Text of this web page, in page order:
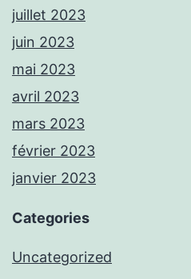
juillet 2023
juin 2023
mai 2023
avril 2023
mars 2023
février 2023
janvier 2023
Categories
Uncategorized